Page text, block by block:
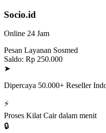
Socio.id
Online 24 Jam
Pesan Layanan Sosmed
Saldo: Rp 250.000
➤
Dipercaya 50.000+ Reseller
⚡
Proses Kilat Cair dalam menit
🔒